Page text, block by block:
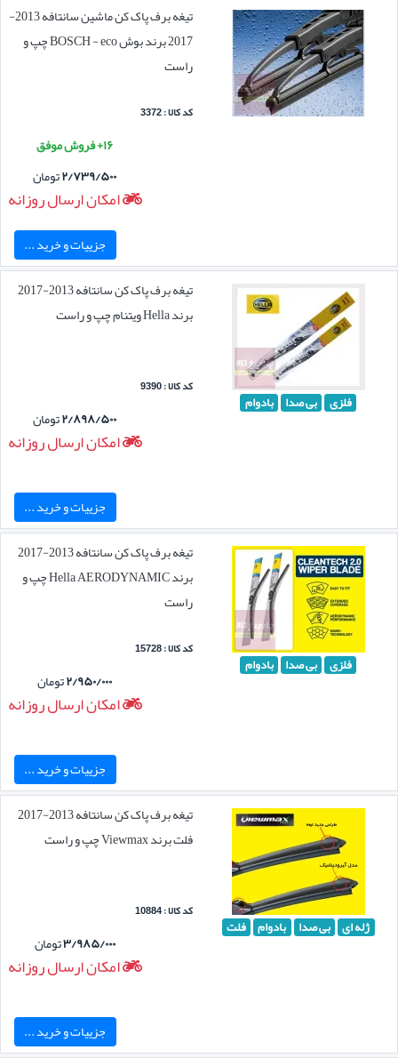
تیغه برف پاک کن ماشین سانتافه 2013-
2017 برند بوش BOSCH - eco چپ و
راست
کد کالا : 3372
۱۶+ فروش موفق
۲/۷۳۹/۵۰۰تومان
امکان ارسال روزانه
جزییات و خرید ...
فلزی بی صدا بادوام
تیغه برف پاک کن سانتافه 2013-2017
برند Hella ویتنام چپ و راست
کد کالا : 9390
۲/۸۹۸/۵۰۰تومان
امکان ارسال روزانه
جزییات و خرید ...
فلزی بی صدا بادوام
تیغه برف پاک کن سانتافه 2013-2017
برند Hella AERODYNAMIC چپ و
راست
کد کالا : 15728
۲/۹۵۰/۰۰۰تومان
امکان ارسال روزانه
جزییات و خرید ...
ژله ای بی صدا بادوام فلت
تیغه برف پاک کن سانتافه 2013-2017
فلت برند Viewmax چپ و راست
کد کالا : 10884
۳/۹۸۵/۰۰۰تومان
امکان ارسال روزانه
جزییات و خرید ...